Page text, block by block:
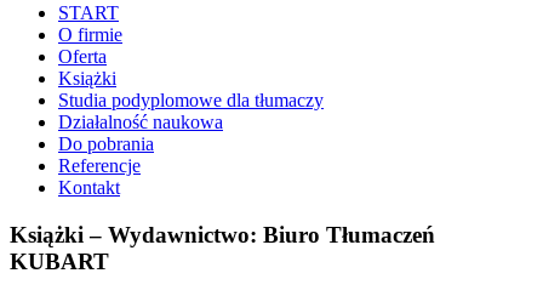
START
O firmie
Oferta
Książki
Studia podyplomowe dla tłumaczy
Działalność naukowa
Do pobrania
Referencje
Kontakt
Książki – Wydawnictwo: Biuro Tłumaczeń
KUBART